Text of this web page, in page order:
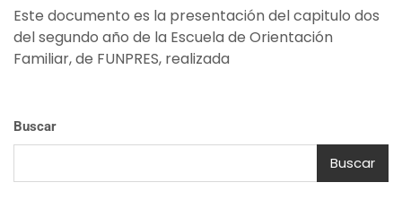
Este documento es la presentación del capitulo dos
del segundo año de la Escuela de Orientación
Familiar, de FUNPRES, realizada
Buscar
Buscar